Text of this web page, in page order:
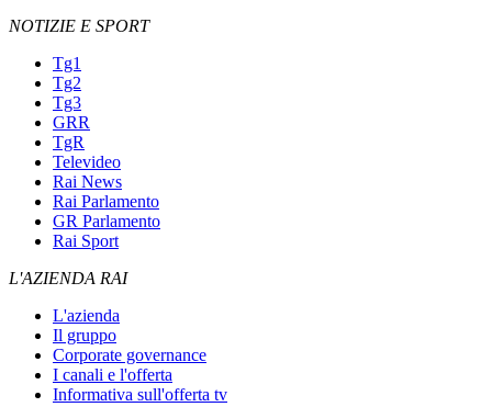
NOTIZIE E SPORT
Tg1
Tg2
Tg3
GRR
TgR
Televideo
Rai News
Rai Parlamento
GR Parlamento
Rai Sport
L'AZIENDA RAI
L'azienda
Il gruppo
Corporate governance
I canali e l'offerta
Informativa sull'offerta tv